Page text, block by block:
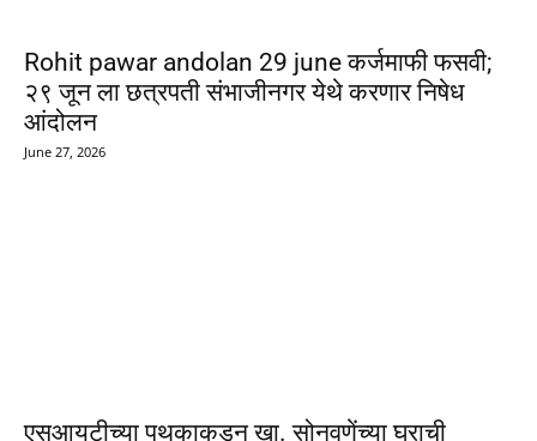
Rohit pawar andolan 29 june कर्जमाफी फसवी;
२९ जून ला छत्रपती संभाजीनगर येथे करणार निषेध
आंदोलन
June 27, 2026
एसआयटीच्या पथकाकडून खा. सोनवणेंच्या घराची